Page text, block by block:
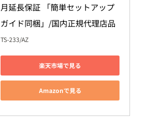
月延長保証 「簡単セットアップ
ガイド同梱」/国内正規代理店品
TS-233/AZ
楽天市場で見る
Amazonで見る